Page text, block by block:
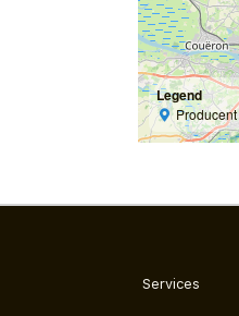
Legend
Producent
Services